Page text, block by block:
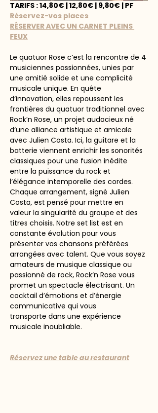
TARIFS : 14,80€ | 12,80€ | 9,80€ | PF
Réservez-vos places
RÉSERVER AVEC UN CARNET PLEINS
FEUX
Le quatuor Rose c’est la rencontre de 4
musiciennes passionnées, unies par
une amitié solide et une complicité
musicale unique. En quête
d’innovation, elles repoussent les
frontières du quatuor traditionnel avec
Rock’n Rose, un projet audacieux né
d’une alliance artistique et amicale
avec Julien Costa. Ici, la guitare et la
batterie viennent enrichir les sonorités
classiques pour une fusion inédite
entre la puissance du rock et
l’élégance intemporelle des cordes.
Chaque arrangement, signé Julien
Costa, est pensé pour mettre en
valeur la singularité du groupe et des
titres choisis. Notre set list est en
constante évolution pour vous
présenter vos chansons préférées
arrangées avec talent. Que vous soyez
amateurs de musique classique ou
passionné de rock, Rock’n Rose vous
promet un spectacle électrisant. Un
cocktail d’émotions et d’énergie
communicative qui vous
transporte dans une expérience
musicale inoubliable.
Réservez une table au restaurant